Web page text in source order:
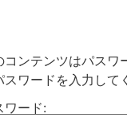
コンテンツはパスワ
スワードを入力して
ワード: